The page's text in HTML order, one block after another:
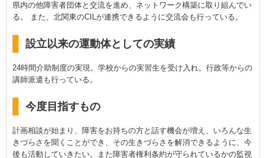
県内の他障害者団体と交流を進め、ネットワーク構築に取り組んでい
る。 また、北関東のCILが連携できるように交流会も行っている。
設立以来の運動体としての実績
24時間介助制度の実現。学校からの実習生を受け入れ。行政等からの
講師派遣も行っている。
今度目指すもの
計画相談が始まり、障害をお持ちの方と話す機会が増え、いろんな生
きづらさを聞くことができ、その生きづらさを解消できるように、今
後も活動していきたい。また障害者権利条約が守られているかの監視